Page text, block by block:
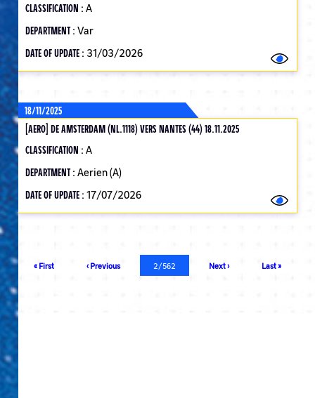
CLASSIFICATION : A
DEPARTMENT : Var
DATE OF UPDATE : 31/03/2026
18/11/2025
[AERO] DE AMSTERDAM (NL.1118) VERS NANTES (44) 18.11.2025
CLASSIFICATION : A
DEPARTMENT : Aerien (A)
DATE OF UPDATE : 17/07/2026
Pagination
First
« First
Previous
‹ Previous
Current
page
2/562
Next
Next ›
Last
Last »